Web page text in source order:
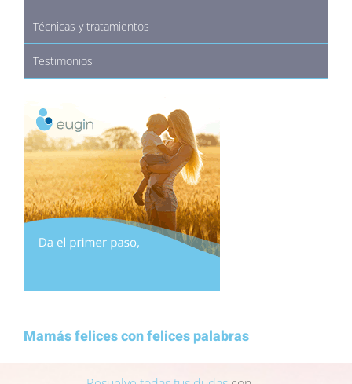
Técnicas y tratamientos
Testimonios
Mamás felices con felices palabras